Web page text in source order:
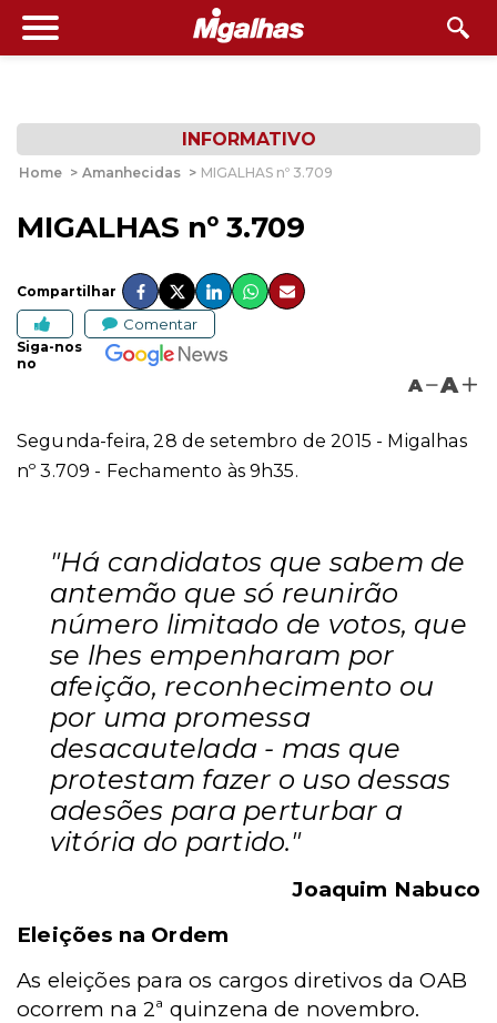
INFORMATIVO
Home > Amanhecidas > MIGALHAS nº 3.709
MIGALHAS nº 3.709
Compartilhar
Comentar
Siga-nos
no
A A
Segunda-feira, 28 de setembro de 2015 - Migalhas
nº 3.709 - Fechamento às 9h35.
"Há candidatos que sabem de
antemão que só reunirão
número limitado de votos, que
se lhes empenharam por
afeição, reconhecimento ou
por uma promessa
desacautelada - mas que
protestam fazer o uso dessas
adesões para perturbar a
vitória do partido."
Joaquim Nabuco
Eleições na Ordem
As eleições para os cargos diretivos da OAB
ocorrem na 2ª quinzena de novembro.